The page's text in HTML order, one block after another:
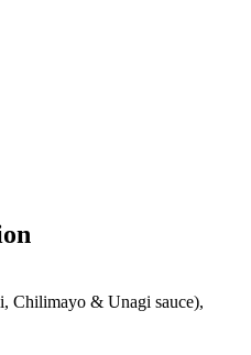
Chilimayo & Unagi sauce),